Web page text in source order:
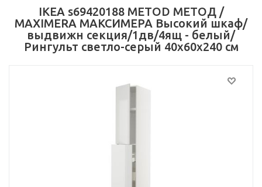
IKEA s69420188 METOD МЕТОД /
MAXIMERA МАКСИМЕРА Высокий шкаф/
выдвижн секция/1дв/4ящ - белый/
Рингульт светло-серый 40x60x240 см